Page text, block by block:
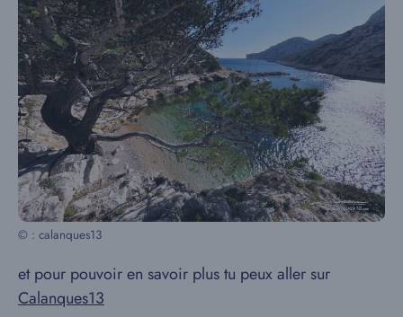
© : calanques13
et pour pouvoir en savoir plus tu peux aller sur
Calanques13